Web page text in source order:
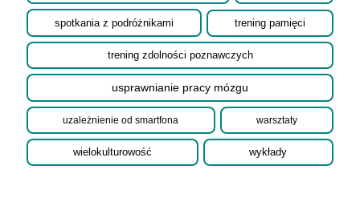
spotkania z podróżnikami trening pamięci
trening zdolności poznawczych
usprawnianie pracy mózgu
uzależnienie od smartfona warsztaty
wielokulturowość wykłady